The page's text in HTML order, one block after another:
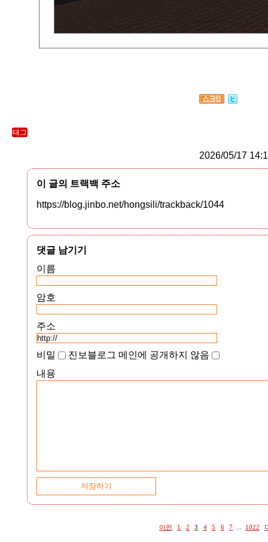
태그
2026/05/17
이 글의 트랙백 주소
https://blog.jinbo.net/hongsili/trackback/1044
댓글 남기기
이름
암호
주소
비밀
진보블로그 메인에 공개하지 않음
내용
이전 1 2 3 4 5 6 7 1022